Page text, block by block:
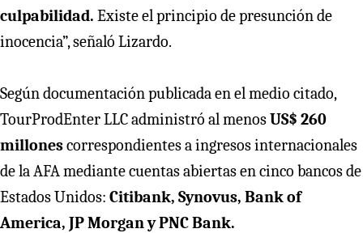
culpabilidad. Existe el principio de presunción de
inocencia”, señaló Lizardo.
Según documentación publicada en el medio citado,
TourProdEnter LLC administró al menosUS$ 260
millonescorrespondientes a ingresos internacionales
de la AFA mediante cuentas abiertas en cinco bancos de
Estados Unidos: Citibank, Synovus, Bank of
America, JP Morgan y PNC Bank.